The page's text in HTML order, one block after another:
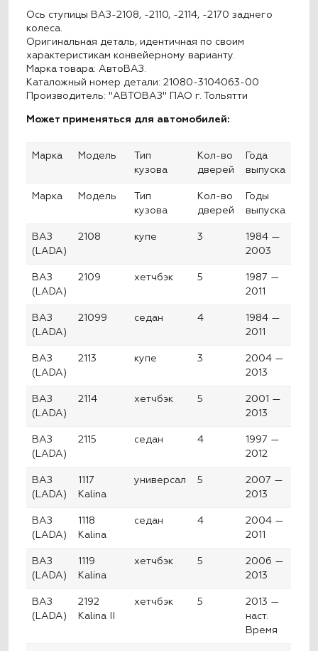
Ось ступицы ВАЗ-2108, -2110, -2114, -2170 заднего
колеса.
Оригинальная деталь, идентичная по своим
характеристикам конвейерному варианту.
Марка товара: АвтоВАЗ.
Каталожный номер детали: 21080-3104063-00
Производитель: "АВТОВАЗ" ПАО г. Тольятти
Может применяться для автомобилей:
Марка Модель
Тип
кузова
Кол-во
дверей
Года
выпуска
Марка Модель
Тип
кузова
Кол-во
дверей
Годы
выпуска
ВАЗ
(LADA)
2108 купе 3
1984 —
2003
ВАЗ
(LADA)
2109 хетчбэк 5
1987 —
2011
ВАЗ
(LADA)
21099 седан 4
1984 —
2011
ВАЗ
(LADA)
2113 купе 3
2004 —
2013
ВАЗ
(LADA)
2114 хетчбэк 5
2001 —
2013
ВАЗ
(LADA)
2115 седан 4
1997 —
2012
ВАЗ
(LADA)
1117
Kalina
универсал 5
2007 —
2013
ВАЗ
(LADA)
1118
Kalina
седан 4
2004 —
2011
ВАЗ
(LADA)
1119
Kalina
хетчбэк 5
2006 —
2013
ВАЗ
(LADA)
2192
Kalina II
хетчбэк 5
2013 —
наст.
Время